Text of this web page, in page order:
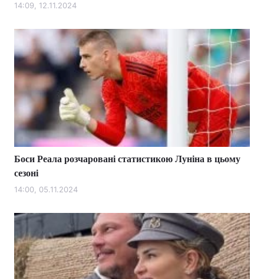
14:09, 12.11.2024
Боси Реала розчаровані статистикою Луніна в цьому
сезоні
14:00, 05.11.2024